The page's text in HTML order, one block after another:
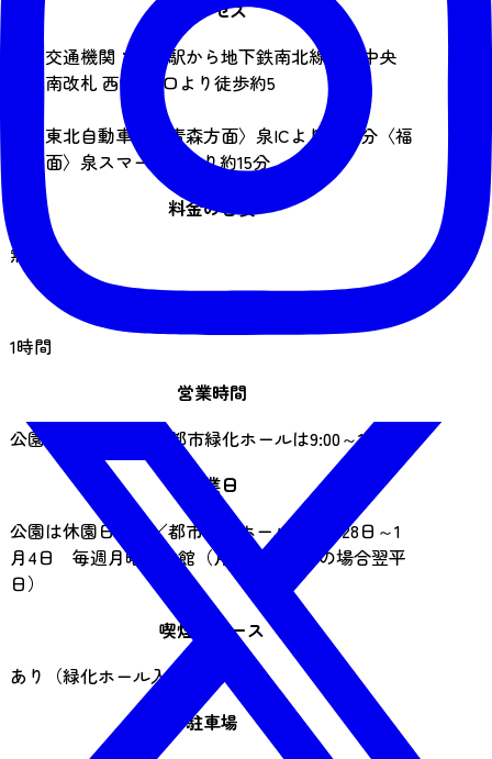
アクセス
公共交通機関：仙台駅から地下鉄南北線「泉中央
駅」南改札 西1出入口より徒歩約5
分
車：東北自動車道〈青森方面〉泉ICより約20分〈福
島方面〉泉スマートICより約15分
料金の目安
無料
見学時間の目安
1時間
営業時間
公園は24時間開園／都市緑化ホールは9:00～16:30
休業日
公園は休園日なし／都市緑化ホールは12月28日～1
月4日 毎週月曜日休館（月曜日が祝日の場合翌平
日）
喫煙スペース
あり（緑化ホール入口北側）
駐車場